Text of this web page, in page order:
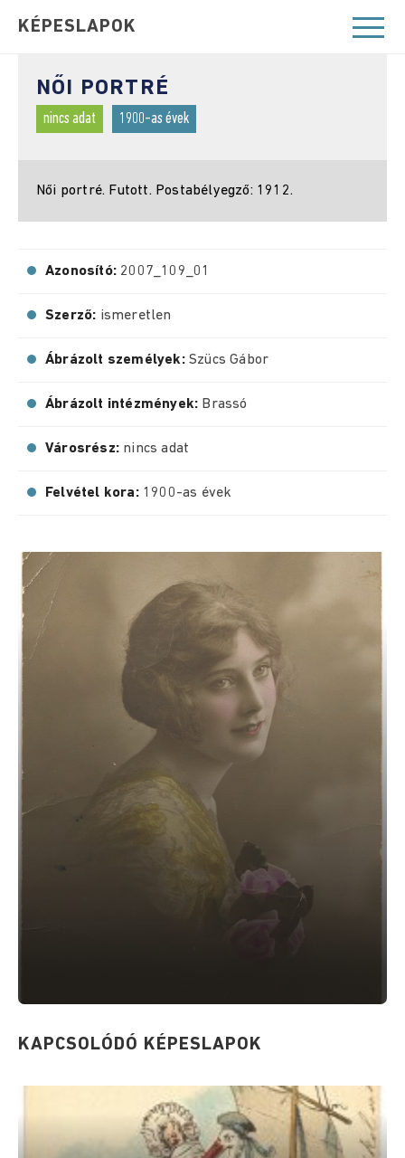
KÉPESLAPOK
NŐI PORTRÉ
nincs adat 1900-as évek
Női portré. Futott. Postabélyegző: 1912.
Azonosító: 2007_109_01
Szerző: ismeretlen
Ábrázolt személyek: Szücs Gábor
Ábrázolt intézmények: Brassó
Városrész: nincs adat
Felvétel kora: 1900-as évek
KAPCSOLÓDÓ KÉPESLAPOK